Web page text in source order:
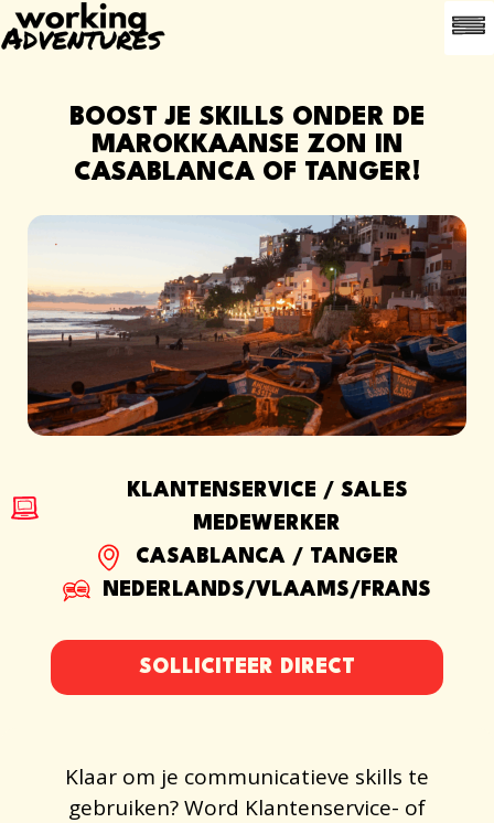
BOOST JE SKILLS ONDER DE
MAROKKAANSE ZON IN
CASABLANCA OF TANGER!
KLANTENSERVICE / SALES
MEDEWERKER
CASABLANCA / TANGER
NEDERLANDS/VLAAMS/FRANS
SOLLICITEER DIRECT
Klaar om je communicatieve skills te
gebruiken? Word Klantenservice- of